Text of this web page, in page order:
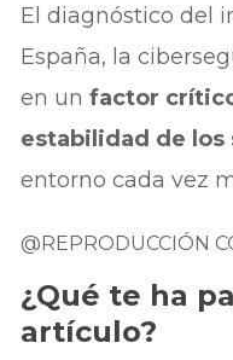
El diagnóstico del
España, la
en unfactor
estabilidad de
entorno cada vez
@REPRODUCCIÓN
¿Qué te ha
artículo?